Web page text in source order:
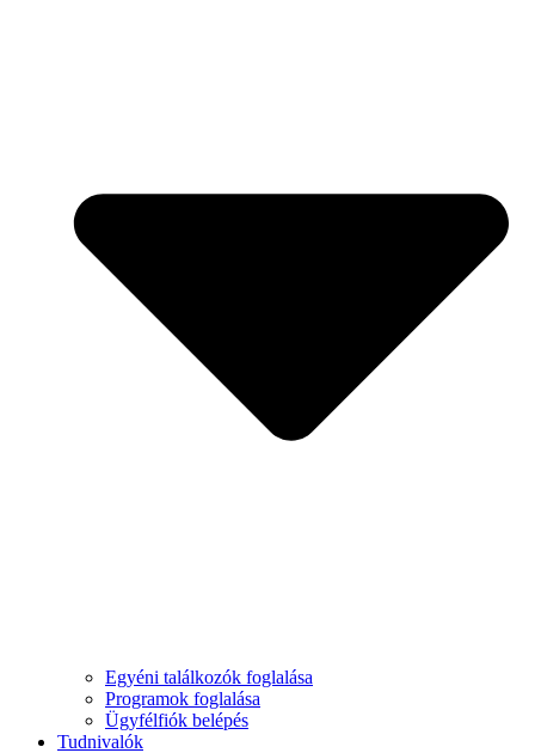
Egyéni találkozók foglalása
Programok foglalása
Ügyfélfiók belépés
Tudnivalók